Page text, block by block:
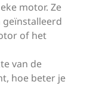
motor. Ze
of het
van de
hoe beter je